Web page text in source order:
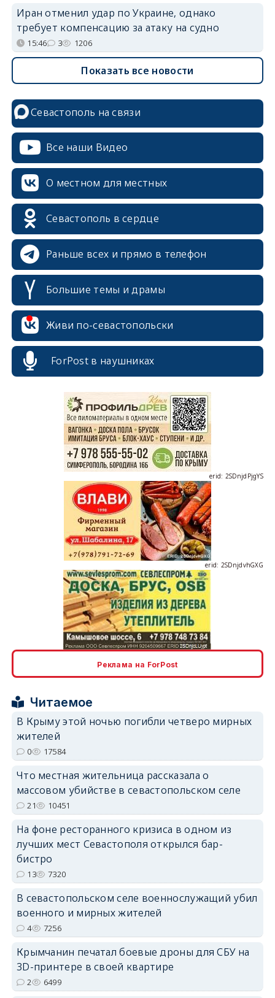
Иран отменил удар по Украине, однако
требует компенсацию за атаку на судно
15:46 3 1206
Показать все новости
Севастополь на связи
Все наши Видео
О местном для местных
Севастополь в сердце
Раньше всех и прямо в телефон
Большие темы и драмы
Живи по-севастопольски
ForPost в наушниках
erid: 2SDnjdPjgYS
erid: 2SDnjdvhGXG
erid: 2SDnjcLUypt
erid: 2SDnjdPjgYS
Реклама на ForPost
Читаемое
В Крыму этой ночью погибли четверо мирных
жителей
0 17584
Что местная жительница рассказала о
массовом убийстве в севастопольском селе
21 10451
На фоне ресторанного кризиса в одном из
лучших мест Севастополя открылся бар-
бистро
13 7320
В севастопольском селе военнослужащий убил
военного и мирных жителей
4 7256
Крымчанин печатал боевые дроны для СБУ на
3D-принтере в своей квартире
2 6499